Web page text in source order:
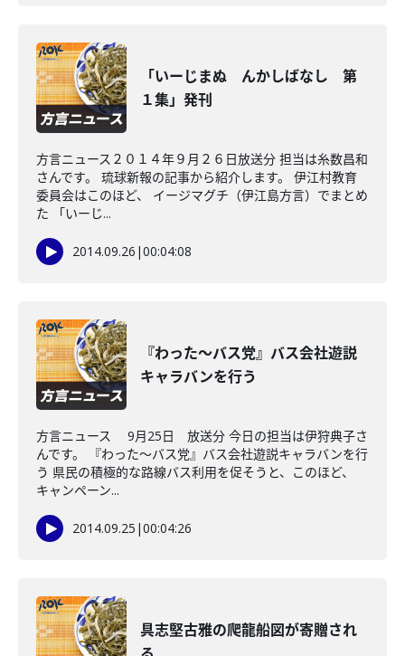
「いーじまぬ んかしばなし 第
１集」発刊
方言ニュース２０１４年９月２６日放送分 担当は糸数昌和
さんです。 琉球新報の記事から紹介します。 伊江村教育
委員会はこのほど、 イージマグチ（伊江島方言）でまとめ
た 「いーじ...
2014.09.26 |00:04:08
『わった～バス党』バス会社遊説
キャラバンを行う
方言ニュース 9月25日 放送分 今日の担当は伊狩典子さ
んです。 『わった～バス党』バス会社遊説キャラバンを行
う 県民の積極的な路線バス利用を促そうと、このほど、
キャンペーン...
2014.09.25 |00:04:26
具志堅古雅の爬龍船図が寄贈され